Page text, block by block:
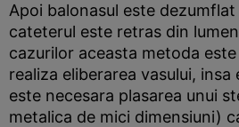
Apoi balonasul este
cateterul este retras din
cazurilor aceasta metoda
realiza eliberarea vasului,
este necesara plasarea unui
metalica de mici dimensiuni)